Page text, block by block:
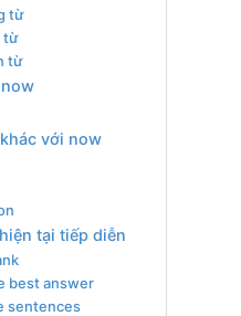
từ
từ
từ
với now
tại tiếp diễn
best answer
sentences